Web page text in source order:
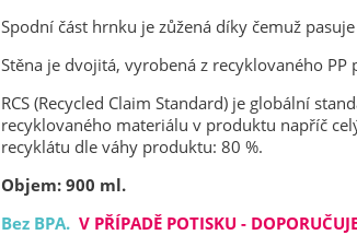
Spodní část hrnku je zůžená díky čemuž
Stěna je dvojitá, vyrobená z recyklovaného PP
RCS (Recycled Claim Standard) je globální
recyklovaného materiálu v produktu napříč
recyklátu dle váhy produktu: 80 %.
Objem: 900 ml.
Bez BPA. V PŘÍPADĚ POTISKU -